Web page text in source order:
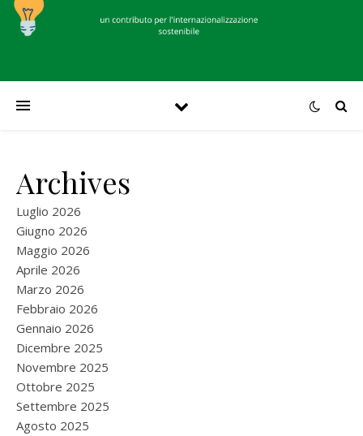
Archives
Luglio 2026
Giugno 2026
Maggio 2026
Aprile 2026
Marzo 2026
Febbraio 2026
Gennaio 2026
Dicembre 2025
Novembre 2025
Ottobre 2025
Settembre 2025
Agosto 2025